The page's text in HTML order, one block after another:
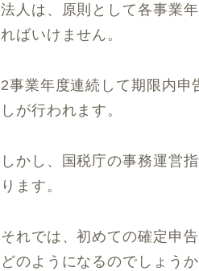
法人は、原則として各事業
ればいけません。
2事業年度連続して期限内
しが行われます。
しかし、国税庁の事務運営
ります。
それでは、初めての確定申
どのようになるのでしょうか